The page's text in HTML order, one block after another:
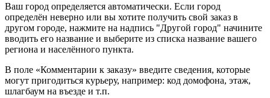
Ваш город определяется автоматически. Если город
определён неверно или вы хотите получить свой заказ в
другом городе, нажмите на надпись "Другой город" начините
вводить его название и выберите из списка название вашего
региона и населённого пункта.
В поле «Комментарии к заказу» введите сведения, которые
могут пригодиться курьеру, например: код домофона, этаж,
шлагбаум на въезде и т.п.